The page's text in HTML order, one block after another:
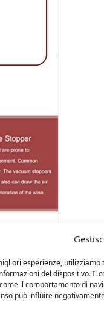
esperienze,
del dispositivo. Il
il comportamento di
può influire